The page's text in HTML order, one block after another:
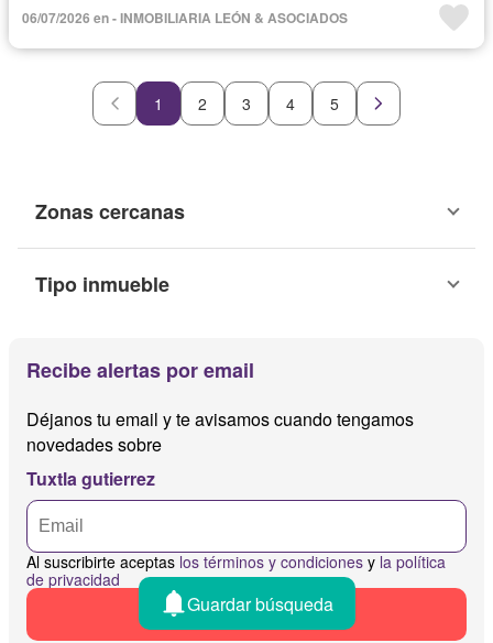
06/07/2026 en - INMOBILIARIA LEÓN & ASOCIADOS
1 2 3 4 5
Zonas cercanas
Tipo inmueble
Recibe alertas por email
Déjanos tu email y te avisamos cuando tengamos
novedades sobre
Tuxtla gutierrez
Al suscribirte aceptas los términos y condiciones y la política
de privacidad
Recibir alertas
Guardar búsqueda